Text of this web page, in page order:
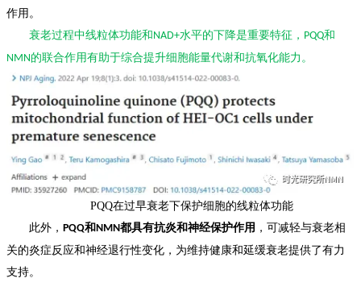
作用。
衰老过程中线粒体功能和 NAD+水平的下降是重要特征， PQQ和
NMN 的联合作用有助于综合提升细胞能量代谢和抗氧化能力。
PQQ在过早衰老下保护细胞的线粒体功能
此外， PQQ和 NMN都具有抗炎和神经保护作用 ，可减轻与衰老相
关的炎症反应和神经退行性变化，为维持健康和延缓衰老提供了有力
支持。